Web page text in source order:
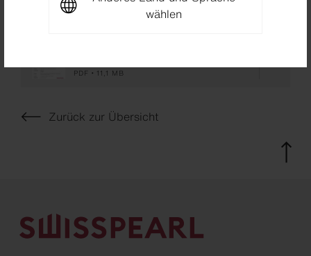
wählen
PDF 11,1 MB
Zurück zur Übersicht